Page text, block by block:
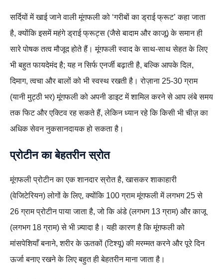
सर्दियों में खाई जाने वाली मूंगफली को ‘गरीबों का ड्राई फ्रूट’ कहा जाता
है, क्योंकि इसमें महंगे ड्राई फ्रूट्स (जैसे बादाम और काजू) के समान ही
सारे पोषक तत्व मौजूद होते हैं। मूंगफली स्वाद के साथ-साथ सेहत के लिए
भी बहुत फायदेमंद है; यह न सिर्फ एनर्जी बढ़ाती है, बल्कि आपके दिल,
दिमाग, त्वचा और बालों को भी स्वस्थ रखती है। रोज़ाना 25-30 ग्राम
(यानी मुट्ठी भर) मूंगफली को अपनी डाइट में शामिल करने से आप लंबे समय
तक फिट और एक्टिव रह सकते हैं, लेकिन ध्यान रहे कि किसी भी चीज़ का
अधिक सेवन नुकसानदायक हो सकता है।
प्रोटीन का बेहतरीन स्रोत
मूंगफली प्रोटीन का एक शानदार स्रोत है, खासकर शाकाहारी
(वेजिटेरियन) लोगों के लिए, क्योंकि 100 ग्राम मूंगफली में लगभग 25 से
26 ग्राम प्रोटीन पाया जाता है, जो कि अंडे (लगभग 13 ग्राम) और काजू
(लगभग 18 ग्राम) से भी ज़्यादा है। यही कारण है कि मूंगफली को
मांसपेशियाँ बनाने, शरीर के ऊतकों (टिश्यू) की मरम्मत करने और पूरे दिन
ऊर्जा बनाए रखने के लिए बहुत ही बेहतरीन माना जाता है।